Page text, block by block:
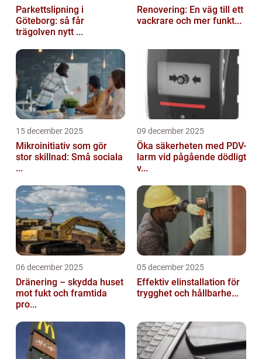
Parkettslipning i
Göteborg: så får
trägolven nytt ...
Renovering: En väg till ett
vackrare och mer funkt...
15 december 2025
Mikroinitiativ som gör
stor skillnad: Små sociala
...
09 december 2025
Öka säkerheten med PDV-
larm vid pågående dödligt
v...
06 december 2025
Dränering – skydda huset
mot fukt och framtida
pro...
05 december 2025
Effektiv elinstallation för
trygghet och hållbarhe...